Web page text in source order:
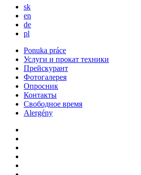
sk
en
de
pl
Ponuka práce
Услуги и прокат техники
Прейскурант
Фотогалерея
Опросник
Контакты
Свободное время
Alergény